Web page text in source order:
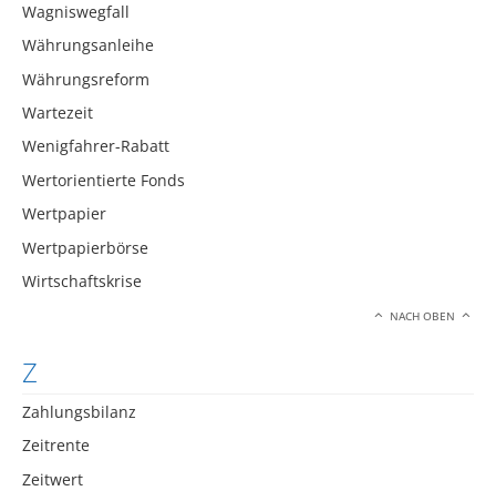
Wagniswegfall
Währungsanleihe
Währungsreform
Wartezeit
Wenigfahrer-Rabatt
Wertorientierte Fonds
Wertpapier
Wertpapierbörse
Wirtschaftskrise
NACH OBEN
Z
Zahlungsbilanz
Zeitrente
Zeitwert